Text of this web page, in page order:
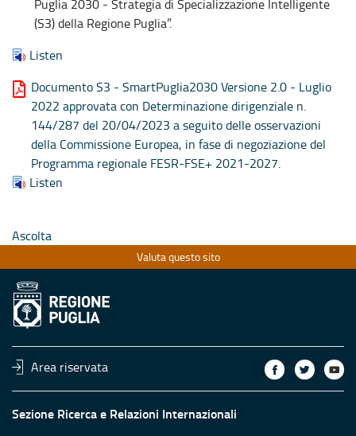
Puglia 2030 - Strategia di Specializzazione Intelligente
(S3) della Regione Puglia”.
Listen
Documento S3 - SmartPuglia2030 Versione 2.0 - Luglio
2022 approvata con Determinazione dirigenziale n.
144/287 del 20/04/2023 a seguito delle osservazioni
della Commissione Europea, in fase di negoziazione del
Programma regionale FESR-FSE+ 2021-2027.
Listen
Ascolta
Valuta questo sito
Area riservata
Sezione Ricerca e Relazioni Internazionali